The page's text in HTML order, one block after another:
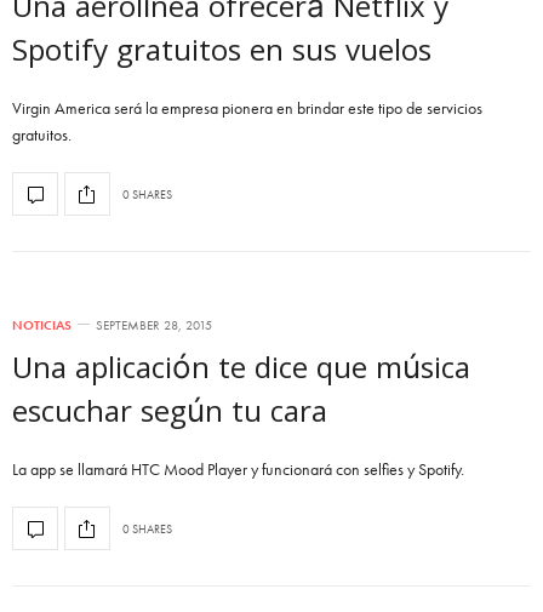
Una aerolínea ofrecerá Netflix y
Spotify gratuitos en sus vuelos
Virgin America será la empresa pionera en brindar este tipo de servicios
gratuitos.
0 SHARES
NOTICIAS SEPTEMBER 28, 2015
Una aplicación te dice que música
escuchar según tu cara
La app se llamará HTC Mood Player y funcionará con selfies y Spotify.
0 SHARES